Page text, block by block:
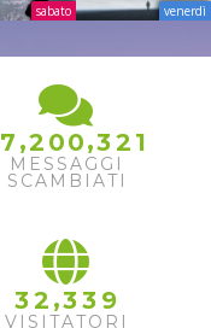
sabato venerdì
7 ,2 00,32 1
MESSAGGI
SCAMBIATI
32 ,33 9
VISITATORI